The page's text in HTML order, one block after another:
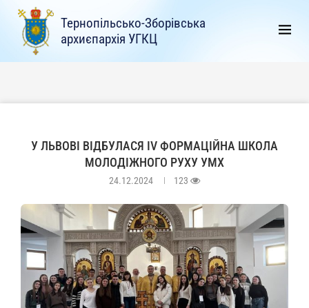
Тернопільсько-Зборівська
архиєпархія УГКЦ
У ЛЬВОВІ ВІДБУЛАСЯ IV ФОРМАЦІЙНА ШКОЛА
МОЛОДІЖНОГО РУХУ УМХ
24.12.2024 123